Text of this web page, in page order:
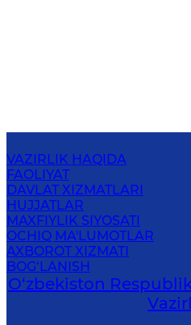
VAZIRLIK HAQIDA
FAOLIYAT
DAVLAT XIZMATLARI
HUJJATLAR
MAXFIYLIK SIYOSATI
OCHIQ MA'LUMOTLAR
AXBOROT XIZMATI
BOG‘LANISH
O‘zbekiston